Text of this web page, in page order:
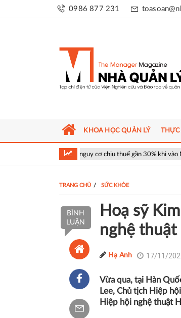
0986 877 231
mặt nguy cơ chịu thuế gần 30% khi vào Mỹ Khu
KHOA HỌC QUẢN LÝ THỰC
TRANG CHỦ SỨC KHỎE
BÌNH
LUẬN
Hoạ sỹ
nghệ
Hạ Anh 17/11/
Vừa qua, tại Hàn
Lee, Chủ tịch Hiệp
Hiệp hội nghệ thuật